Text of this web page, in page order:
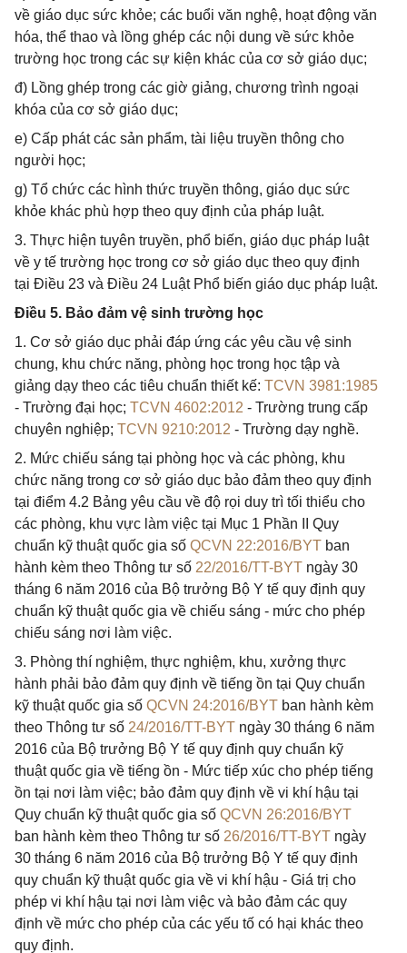
về giáo dục sức khỏe; các buổi văn nghệ, hoạt động văn
hóa, thể thao và lồng ghép các nội dung về sức khỏe
trường học trong các sự kiện khác của cơ sở giáo dục;
đ) Lồng ghép trong các giờ giảng, chương trình ngoại
khóa của cơ sở giáo dục;
e) Cấp phát các sản phẩm, tài liệu truyền thông cho
người học;
g) Tổ chức các hình thức truyền thông, giáo dục sức
khỏe khác phù hợp theo quy định của pháp luật.
3. Thực hiện tuyên truyền, phổ biến, giáo dục pháp luật
về y tế trường học trong cơ sở giáo dục theo quy định
tại Điều 23 và Điều 24 Luật Phổ biến giáo dục pháp luật.
Điều 5. Bảo đảm vệ sinh trường học
1. Cơ sở giáo dục phải đáp ứng các yêu cầu vệ sinh
chung, khu chức năng, phòng học trong học tập và
giảng dạy theo các tiêu chuẩn thiết kế: TCVN 3981:1985
- Trường đại học; TCVN 4602:2012 - Trường trung cấp
chuyên nghiệp; TCVN 9210:2012 - Trường dạy nghề.
2. Mức chiếu sáng tại phòng học và các phòng, khu
chức năng trong cơ sở giáo dục bảo đảm theo quy định
tại điểm 4.2 Bảng yêu cầu về độ rọi duy trì tối thiểu cho
các phòng, khu vực làm việc tại Mục 1 Phần II Quy
chuẩn kỹ thuật quốc gia số QCVN 22:2016/BYT ban
hành kèm theo Thông tư số 22/2016/TT-BYT ngày 30
tháng 6 năm 2016 của Bộ trưởng Bộ Y tế quy định quy
chuẩn kỹ thuật quốc gia về chiếu sáng - mức cho phép
chiếu sáng nơi làm việc.
3. Phòng thí nghiệm, thực nghiệm, khu, xưởng thực
hành phải bảo đảm quy định về tiếng ồn tại Quy chuẩn
kỹ thuật quốc gia số QCVN 24:2016/BYT ban hành kèm
theo Thông tư số 24/2016/TT-BYT ngày 30 tháng 6 năm
2016 của Bộ trưởng Bộ Y tế quy định quy chuẩn kỹ
thuật quốc gia về tiếng ồn - Mức tiếp xúc cho phép tiếng
ồn tại nơi làm việc; bảo đảm quy định về vi khí hậu tại
Quy chuẩn kỹ thuật quốc gia số QCVN 26:2016/BYT
ban hành kèm theo Thông tư số 26/2016/TT-BYT ngày
30 tháng 6 năm 2016 của Bộ trưởng Bộ Y tế quy định
quy chuẩn kỹ thuật quốc gia về vi khí hậu - Giá trị cho
phép vi khí hậu tại nơi làm việc và bảo đảm các quy
định về mức cho phép của các yếu tố có hại khác theo
quy định.